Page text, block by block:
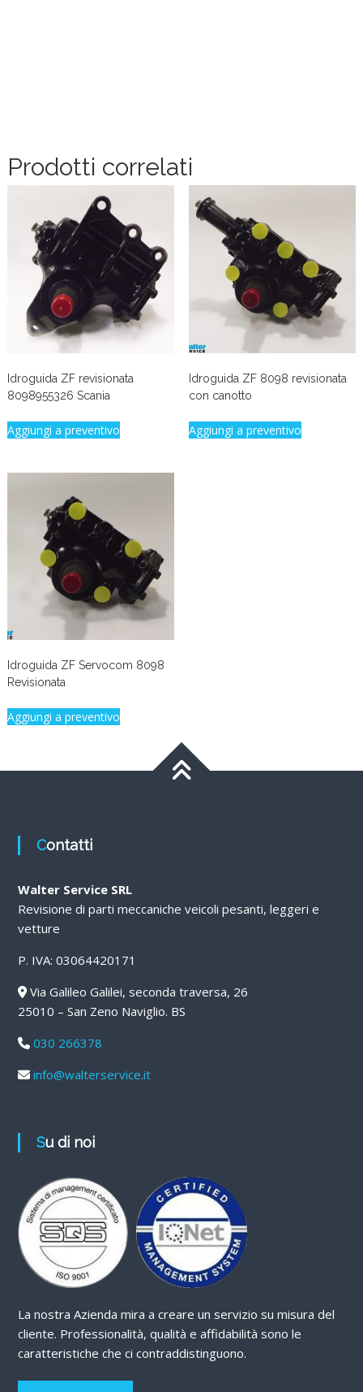
Prodotti correlati
Idroguida ZF revisionata
8098955326 Scania
Aggiungi a preventivo
Idroguida ZF 8098 revisionata
con canotto
Aggiungi a preventivo
Idroguida ZF Servocom 8098
Revisionata
Aggiungi a preventivo
Contatti
Walter Service SRL
Revisione di parti meccaniche veicoli pesanti, leggeri e
vetture
P. IVA: 03064420171
Via Galileo Galilei, seconda traversa, 26
25010 – San Zeno Naviglio. BS
030 266378
info@walterservice.it
Su di noi
La nostra Azienda mira a creare un servizio su misura del
cliente. Professionalità, qualità e affidabilità sono le
caratteristiche che ci contraddistinguono.